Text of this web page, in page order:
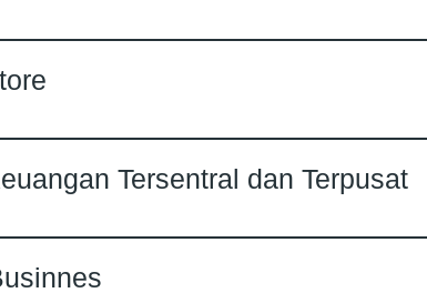
Tersentral dan Terpusat